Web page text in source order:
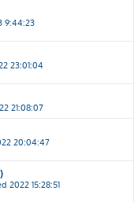
9:44:23
23:01:04
21:08:07
20:04:47
2022 15:28:51